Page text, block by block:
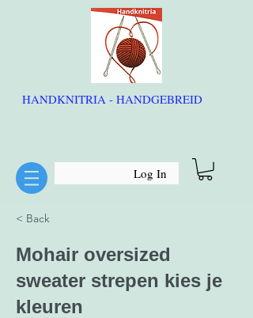
HANDKNITRIA - HANDGEBREID
Log In
< Back
Mohair oversized
sweater strepen kies je
kleuren